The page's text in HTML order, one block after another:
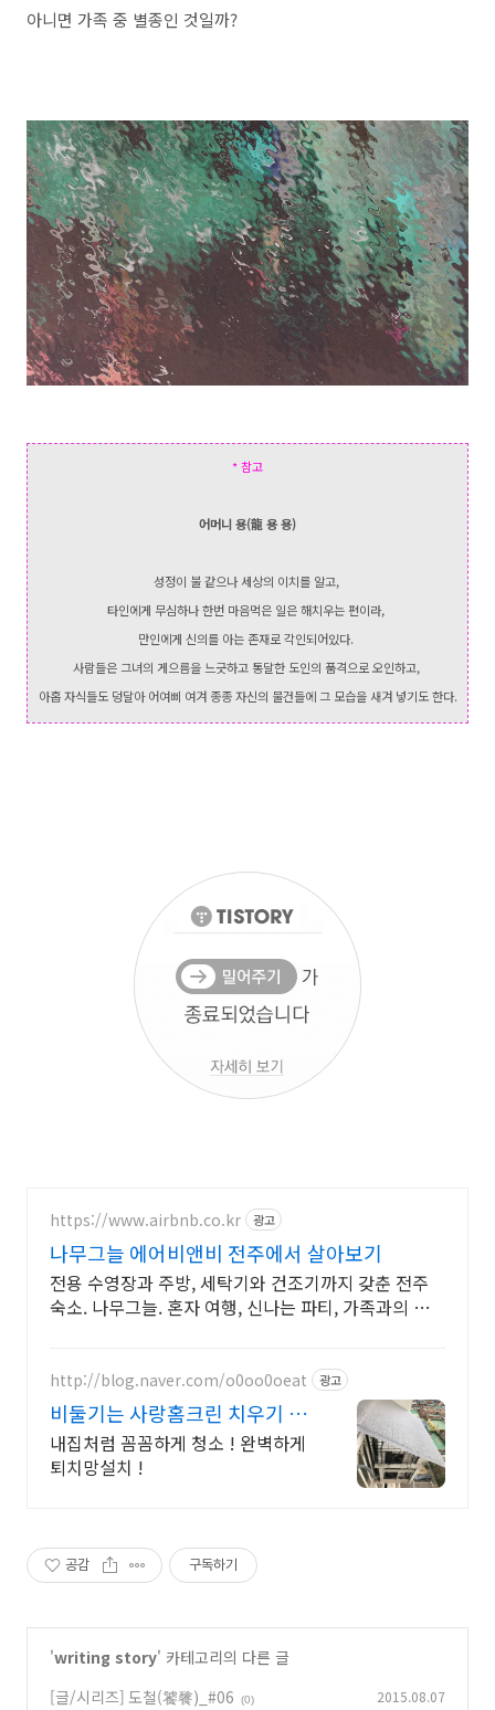
아니면 가족 중 별종인 것일까?
* 참고
어머니 용(龍 용 용)
성정이 불 같으나 세상의 이치를 알고,
타인에게 무심하나 한번 마음먹은 일은 해치우는 편이라,
만인에게 신의를 아는 존재로 각인되어있다.
사람들은 그녀의 게으름을 느긋하고 통달한 도인의 품격으로 오인하고,
아홉 자식들도 덩달아 어여삐 여겨 종종 자신의 물건들에 그 모습을 새겨 넣기도 한다.
https://www.airbnb.co.kr 광고
나무그늘 에어비앤비 전주에서 살아보기
전용 수영장과 주방, 세탁기와 건조기까지 갖춘 전주
숙소. 나무그늘. 혼자 여행, 신나는 파티, 가족과의 편
http://blog.naver.com/o0oo0oeat 광고
비둘기는 사랑홈크린 치우기 힘
든곳까지 고객만족!
내집처럼 꼼꼼하게 청소 ! 완벽하게
퇴치망설치 !
공감 구독하기
'writing story' 카테고리의 다른 글
[글/시리즈] 도철(饕餮)_#06
(0) 2015.08.07